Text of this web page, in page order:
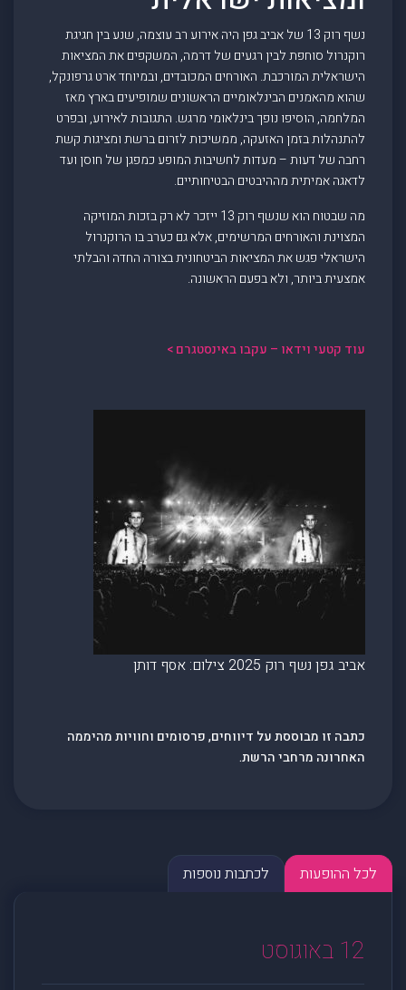
נשף רוק 13 של אביב גפן היה אירוע רב עוצמה, שנע בין חגיגת
רוקנרול סוחפת לבין רגעים של דרמה, המשקפים את המציאות
הישראלית המורכבת. האורחים המכובדים, ובמיוחד ארט גרפונקל,
שהוא מהאמנים הבינלאומיים הראשונים שמופיעים בארץ מאז
המלחמה, הוסיפו נופך בינלאומי מרגש. התגובות לאירוע, ובפרט
להתנהלות בזמן האזעקה, ממשיכות לזרום ברשת ומציגות קשת
רחבה של דעות – מעדות לחשיבות המופע כמפגן של חוסן ועד
לדאגה אמיתית מההיבטים הבטיחותיים.
מה שבטוח הוא שנשף רוק 13 ייזכר לא רק בזכות המוזיקה
המצוינת והאורחים המרשימים, אלא גם כערב בו הרוקנרול
הישראלי פגש את המציאות הביטחונית בצורה החדה והבלתי
אמצעית ביותר, ולא בפעם הראשונה.
עוד קטעי וידאו – עקבו באינסטגרם >
אביב גפן נשף רוק 2025 צילום: אסף דותן
כתבה זו מבוססת על דיווחים, פרסומים וחוויות מהיממה
האחרונה מרחבי הרשת.
לכל ההופעות לכתבות נוספות
12 באוגוסט